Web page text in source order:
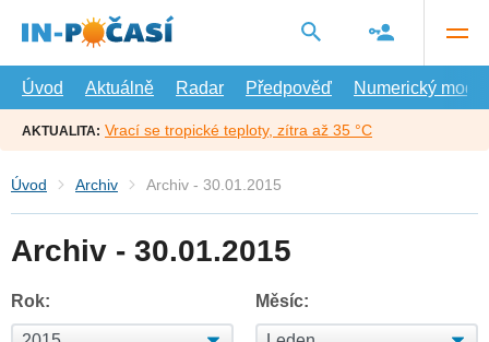
hlavní
Úvod
Aktuálně Radar Předpověď Numerický model
AKTUALITA: Vrací se tropické teploty, zítra až 35 °C
Úvod Archiv Archiv - 30.01.2015
Archiv - 30.01.2015
Rok: Měsíc: